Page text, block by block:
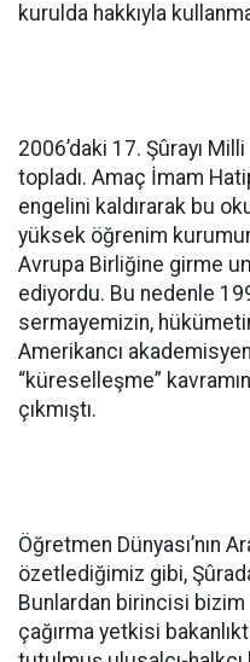
kurulda hakkıyla
2006’daki 17. Şûrayı
topladı. Amaç İmam
engelini kaldırarak bu
yüksek öğrenim
Avrupa Birliğine girme
ediyordu. Bu nedenle
sermayemizin,
Amerikancı
“küreselleşme”
çıkmıştı.
Öğretmen Dünyası’nın
özetlediğimiz gibi,
Bunlardan birincisi
çağırma yetkisi